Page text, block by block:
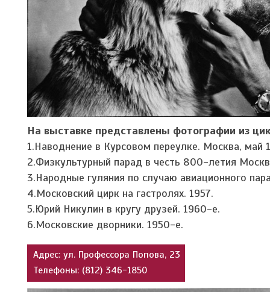
На выставке представлены фотографии из
1.Наводнение в Курсовом переулке. Москва, май
2.Физкультурный парад в честь 800-летия
3.Народные гуляния по случаю авиационного
4.Московский цирк на гастролях. 1957.
5.Юрий Никулин в кругу друзей. 1960-е.
6.Московские дворники. 1950-е.
Адрес: ул. Профессора Попова, 23
Телефоны: (812) 346-1850